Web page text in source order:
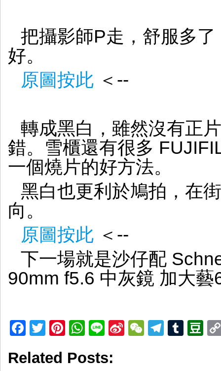
把攝影師P走，舒服多
好。
原圖按此 ＜--
轉成黑白，雖然沒有正
錯。雪櫃還有很多
一個燒片的好方法。
黑白也更利於鳩拍，在
向。
原圖按此 ＜--
下一場就是沙仔配
90mm f5.6 中灰鏡 加大
Facebook
TwitterPinterest
WhatsApp
LineSinaWeChat
Related Posts: